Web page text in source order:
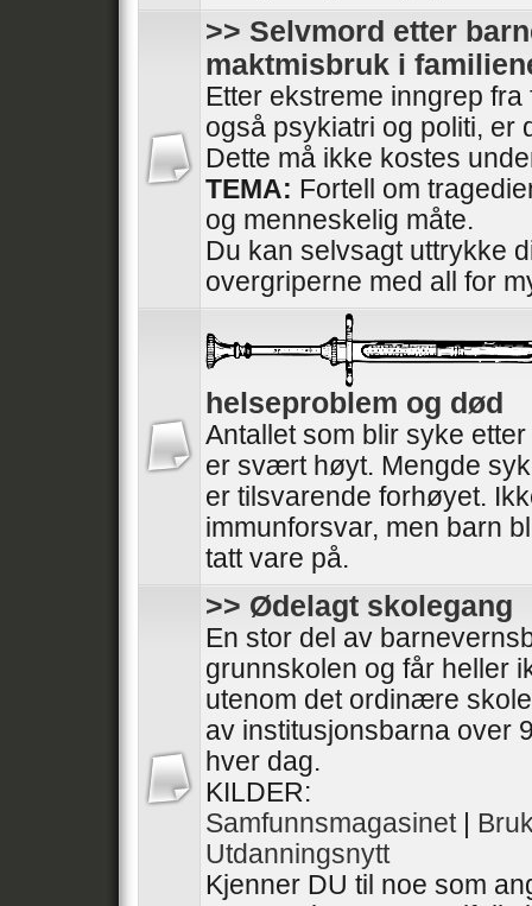
>> Selvmord etter
maktmisbruk i
Etter ekstreme inngrep
også psykiatri og politi, er
Dette må ikke kostes
TEMA: Fortell om
og menneskelig måte.
Du kan selvsagt uttrykke
overgriperne med all for
helseproblem og død
Antallet som blir syke
er svært høyt. Mengde
er tilsvarende forhøyet.
immunforsvar, men barn
tatt vare på.
>> Ødelagt skolegang
En stor del av
grunnskolen og får heller
utenom det ordinære
av institusjonsbarna over
hver dag.
KILDER:
Samfunnsmagasinet|
Utdanningsnytt
Kjenner DU til noe som